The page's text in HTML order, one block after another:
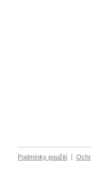
Podmínky použití |